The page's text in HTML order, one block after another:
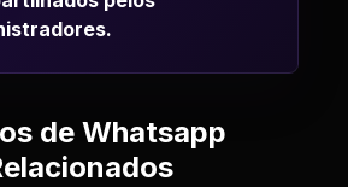
de Whatsapp